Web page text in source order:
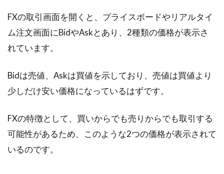
も？株・債券・リートとは
超えており...
成功した株投資家のブログから様々
な投資のヒントを学ぼう！
FXの取引画面を開くと、プライスボードやリアルタイ
ム注文画面にBidやAskとあり、2種類の価格が表示さ
れています。
Bidは売値、Askは買値を示しており、売値は買値より
少しだけ安い価格になっているはずです。
FXの特徴として、買いからでも売りからでも取引する
可能性があるため、このような2つの価格が表示されて
いるのです。